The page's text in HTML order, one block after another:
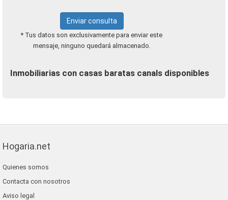
Enviar consulta
* Tus datos son exclusivamente para enviar este
mensaje, ninguno quedará almacenado.
Inmobiliarias con casas baratas canals disponibles
Hogaria.net
Quienes somos
Contacta con nosotros
Aviso legal